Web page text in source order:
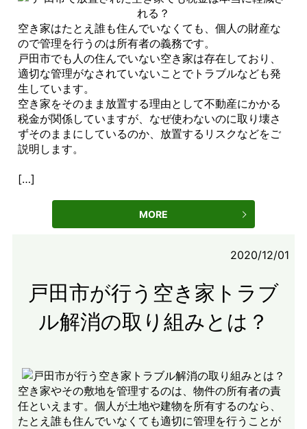
空き家はたとえ誰も住んでいなくても、個人の財産な
ので管理を行うのは所有者の義務です。
戸田市でも人の住んでいない空き家は存在しており、
適切な管理がなされていないことでトラブルなども発
生しています。
空き家をそのまま放置する理由として不動産にかかる
税金が関係していますが、なぜ使わないのに取り壊さ
ずそのままにしているのか、放置するリスクなどをご
説明します。
[…]
MORE
2020/12/01
戸田市が行う空き家トラブ
ル解消の取り組みとは？
空き家やその敷地を管理するのは、物件の所有者の責
任といえます。個人が土地や建物を所有するのなら、
たとえ誰も住んでいなくても適切に管理を行うことが